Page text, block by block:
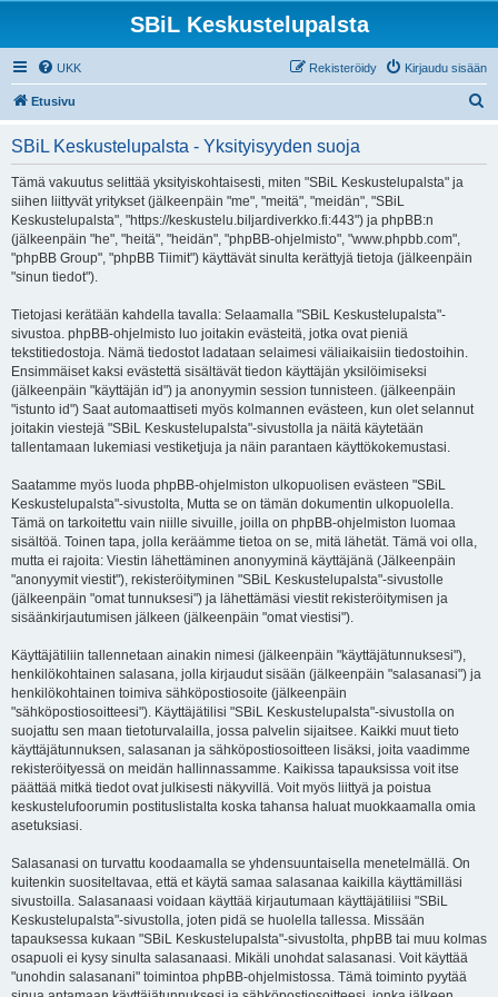
SBiL Keskustelupalsta
UKK Kirjaudu sisään
Rekisteröidy
Etusivu
SBiL Keskustelupalsta - Yksityisyyden suoja
Tämä vakuutus selittää yksityiskohtaisesti, miten "SBiL Keskustelupalsta" ja
siihen liittyvät yritykset (jälkeenpäin "me", "meitä", "meidän", "SBiL
Keskustelupalsta", "https://keskustelu.biljardiverkko.fi:443") ja phpBB:n
(jälkeenpäin "he", "heitä", "heidän", "phpBB-ohjelmisto", "www.phpbb.com",
"phpBB Group", "phpBB Tiimit") käyttävät sinulta kerättyjä tietoja (jälkeenpäin
"sinun tiedot").
Tietojasi kerätään kahdella tavalla: Selaamalla "SBiL Keskustelupalsta"-
sivustoa. phpBB-ohjelmisto luo joitakin evästeitä, jotka ovat pieniä
tekstitiedostoja. Nämä tiedostot ladataan selaimesi väliaikaisiin tiedostoihin.
Ensimmäiset kaksi evästettä sisältävät tiedon käyttäjän yksilöimiseksi
(jälkeenpäin "käyttäjän id") ja anonyymin session tunnisteen. (jälkeenpäin
"istunto id") Saat automaattiseti myös kolmannen evästeen, kun olet selannut
joitakin viestejä "SBiL Keskustelupalsta"-sivustolla ja näitä käytetään
tallentamaan lukemiasi vestiketjuja ja näin parantaen käyttökokemustasi.
Saatamme myös luoda phpBB-ohjelmiston ulkopuolisen evästeen "SBiL
Keskustelupalsta"-sivustolta, Mutta se on tämän dokumentin ulkopuolella.
Tämä on tarkoitettu vain niille sivuille, joilla on phpBB-ohjelmiston luomaa
sisältöä. Toinen tapa, jolla keräämme tietoa on se, mitä lähetät. Tämä voi olla,
mutta ei rajoita: Viestin lähettäminen anonyyminä käyttäjänä (Jälkeenpäin
"anonyymit viestit"), rekisteröityminen "SBiL Keskustelupalsta"-sivustolle
(jälkeenpäin "omat tunnuksesi") ja lähettämäsi viestit rekisteröitymisen ja
sisäänkirjautumisen jälkeen (jälkeenpäin "omat viestisi").
Käyttäjätiliin tallennetaan ainakin nimesi (jälkeenpäin "käyttäjätunnuksesi"),
henkilökohtainen salasana, jolla kirjaudut sisään (jälkeenpäin "salasanasi") ja
henkilökohtainen toimiva sähköpostiosoite (jälkeenpäin
"sähköpostiosoitteesi"). Käyttäjätilisi "SBiL Keskustelupalsta"-sivustolla on
suojattu sen maan tietoturvalailla, jossa palvelin sijaitsee. Kaikki muut tieto
käyttäjätunnuksen, salasanan ja sähköpostiosoitteen lisäksi, joita vaadimme
rekisteröityessä on meidän hallinnassamme. Kaikissa tapauksissa voit itse
päättää mitkä tiedot ovat julkisesti näkyvillä. Voit myös liittyä ja poistua
keskustelufoorumin postituslistalta koska tahansa haluat muokkaamalla omia
asetuksiasi.
Salasanasi on turvattu koodaamalla se yhdensuuntaisella menetelmällä. On
kuitenkin suositeltavaa, että et käytä samaa salasanaa kaikilla käyttämilläsi
sivustoilla. Salasanaasi voidaan käyttää kirjautumaan käyttäjätiliisi "SBiL
Keskustelupalsta"-sivustolla, joten pidä se huolella tallessa. Missään
tapauksessa kukaan "SBiL Keskustelupalsta"-sivustolta, phpBB tai muu kolmas
osapuoli ei kysy sinulta salasanaasi. Mikäli unohdat salasanasi. Voit käyttää
"unohdin salasanani" toimintoa phpBB-ohjelmistossa. Tämä toiminto pyytää